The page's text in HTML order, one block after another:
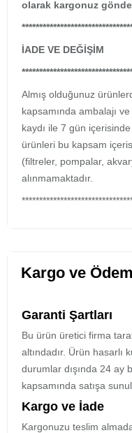
olarak kargonuz
İADE VE DEĞİŞİM
Almış olduğunuz
kapsamında ambalajı
kaydı ile 7 gün
ürünleri bu kapsam
(filtreler, pompalar,
alınmamaktadır.
Kargo ve
Garanti Şartları
Bu ürün üretici firma
altındadır. Ürün hasarlı
durumlar dışında 24 ay
kapsamında satışa
Kargo ve İade
Kargonuzu teslim